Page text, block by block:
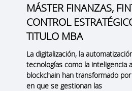
MÁSTER FINANZAS,
CONTROL
TITULO MBA
La digitalización, la
tecnologías como la inteligencia
blockchain han transformado
en que se gestionan las